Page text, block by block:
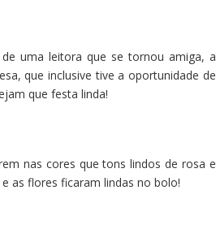
uma leitora que se tornou amiga, a
que inclusive tive a oportunidade de
que festa linda!
nas cores que tons lindos de rosa e
as flores ficaram lindas no bolo!